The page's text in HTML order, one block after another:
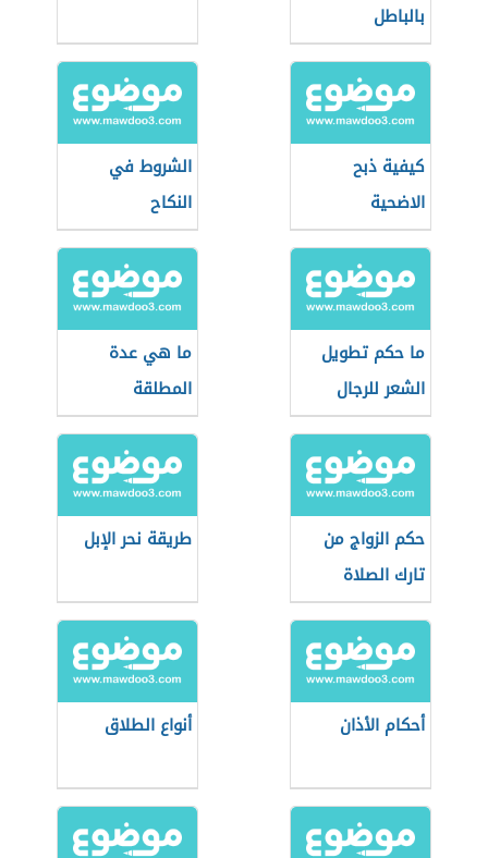
بالباطل
كيفية ذبح
الاضحية
الشروط في
النكاح
ما حكم تطويل
الشعر للرجال
ما هي عدة
المطلقة
حكم الزواج من
تارك الصلاة
طريقة نحر الإبل
أحكام الأذان أنواع الطلاق